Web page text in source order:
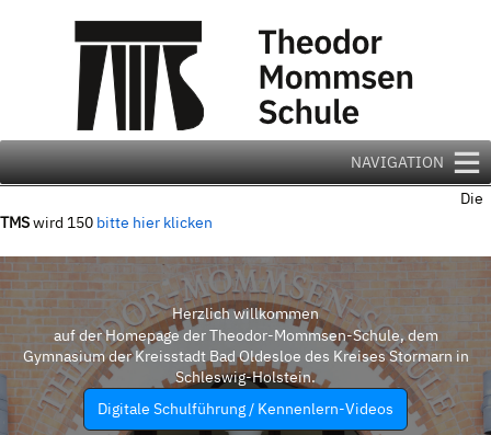
NAVIGATION
Die
TMSwird 150 bitte hier klicken
Herzlich willkommen
auf der Homepage der Theodor-Mommsen-Schule, dem
Gymnasium der Kreisstadt Bad Oldesloe des Kreises Stormarn in
Schleswig-Holstein.
Digitale Schulführung / Kennenlern-Videos